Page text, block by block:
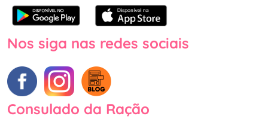
Nos siga nas redes sociais
Consulado da Ração